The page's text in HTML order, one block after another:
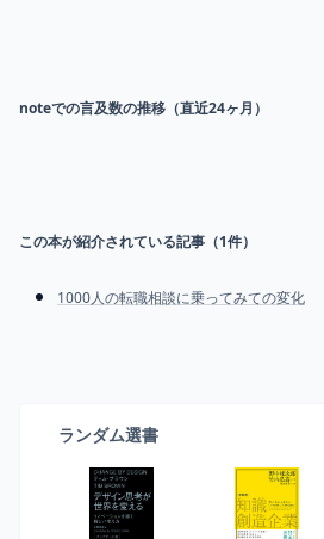
noteでの言及数の推移（直近24ヶ月）
この本が紹介されている記事（1件）
1000人の転職相談に乗ってみての変化
ランダム選書